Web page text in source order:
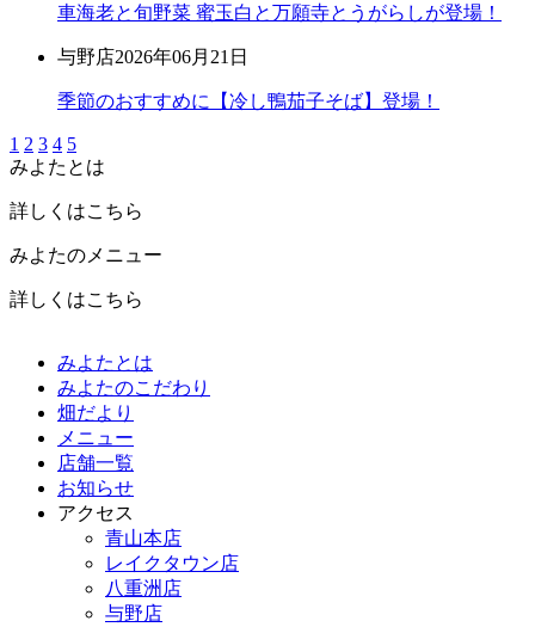
車海老と旬野菜 蜜玉白と万願寺とうがらしが登場！
与野店2026年06月21日
季節のおすすめに【冷し鴨茄子そば】登場！
1 2 3 4 5
みよたとは
詳しくはこちら
みよたのメニュー
詳しくはこちら
みよたとは
みよたのこだわり
畑だより
メニュー
店舗一覧
お知らせ
アクセス
青山本店
レイクタウン店
八重洲店
与野店